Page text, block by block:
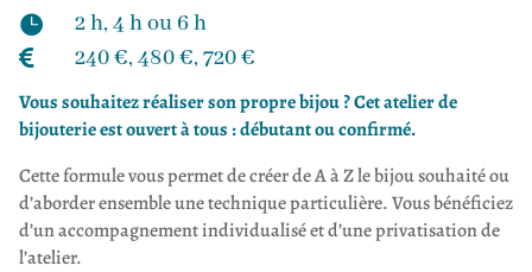
 2 h, 4 h ou 6 h
 240 €, 480 €, 720 €
Vous souhaitez réaliser son propre bijou ? Cet atelier de
bijouterie est ouvert à tous : débutant ou confirmé.
Cette formule vous permet de créer de A à Z le bijou souhaité ou
d’aborder ensemble une technique particulière. Vous bénéficiez
d’un accompagnement individualisé et d’une privatisation de
l’atelier.